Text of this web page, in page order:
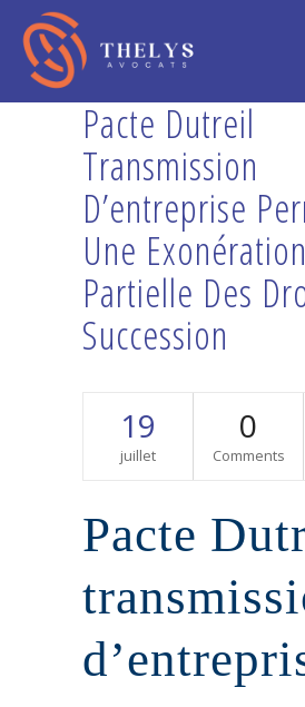
Pacte Dutreil
Transmission
D’entreprise
Une Exonération
Partielle Des
Succession
19
juillet
0
Comments
Pacte